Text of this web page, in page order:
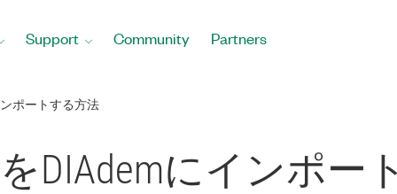
Support Community Partners
ポートする方法
DIAdemにインポー